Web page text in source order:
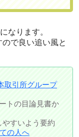
なります。
で良い追い風と
取引所グループ
トの目論見書か
すいよう要約
の人へ